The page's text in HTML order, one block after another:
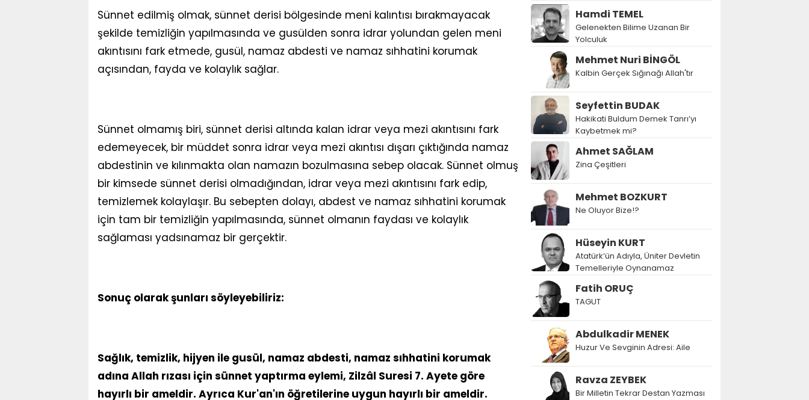
Sünnet edilmiş olmak, sünnet derisi bölgesinde meni kalıntısı bırakmayacak
şekilde temizliğin yapılmasında ve gusülden sonra idrar yolundan gelen meni
akıntısını fark etmede, gusül, namaz abdesti ve namaz sıhhatini korumak
açısından, fayda ve kolaylık sağlar.
Sünnet olmamış biri, sünnet derisi altında kalan idrar veya mezi akıntısını fark
edemeyecek, bir müddet sonra idrar veya mezi akıntısı dışarı çıktığında namaz
abdestinin ve kılınmakta olan namazın bozulmasına sebep olacak. Sünnet olmuş
bir kimsede sünnet derisi olmadığından, idrar veya mezi akıntısını fark edip,
temizlemek kolaylaşır. Bu sebepten dolayı, abdest ve namaz sıhhatini korumak
için tam bir temizliğin yapılmasında, sünnet olmanın faydası ve kolaylık
sağlaması yadsınamaz bir gerçektir.
Sonuç olarak şunları söyleyebiliriz:
Sağlık, temizlik, hijyen ile gusül, namaz abdesti, namaz sıhhatini korumak
adına Allah rızası için sünnet yaptırma eylemi, Zilzâl Suresi 7. Ayete göre
hayırlı bir ameldir. Ayrıca Kur'an'ın öğretilerine uygun hayırlı bir ameldir.
Hamdi TEMEL
Gelenekten Bilime Uzanan Bir
Yolculuk
Mehmet Nuri BİNGÖL
Kalbin Gerçek Sığınağı Allah'tır
Seyfettin BUDAK
Hakikati Buldum Demek Tanrı’yı
Kaybetmek mi?
Ahmet SAĞLAM
Zina Çeşitleri
Mehmet BOZKURT
Ne Oluyor Bize!?
Hüseyin KURT
Atatürk’ün Adıyla, Üniter Devletin
Temelleriyle Oynanamaz
Fatih ORUÇ
TAGUT
Abdulkadir MENEK
Huzur Ve Sevginin Adresi: Aile
Ravza ZEYBEK
Bir Milletin Tekrar Destan Yazması